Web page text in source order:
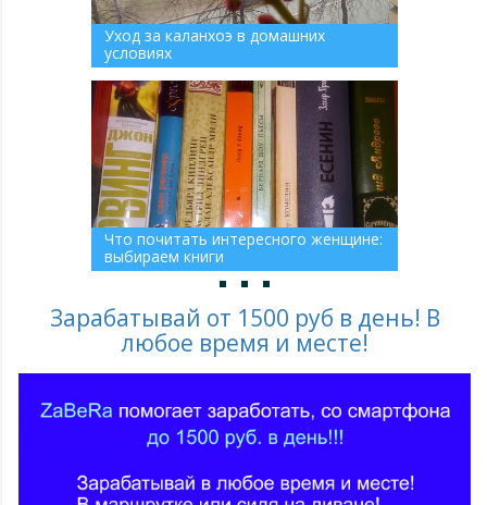
Уход за каланхоэ в домашних
условиях
Что почитать интересного женщине:
выбираем книги
Зарабатывай от 1500 руб в день! В
любое время и месте!